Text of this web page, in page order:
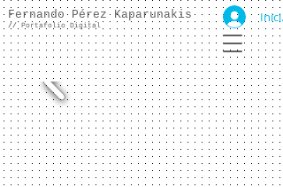
Fernando Pérez Kaparunakis
// Portafolio Digital